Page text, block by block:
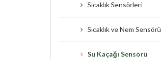
Sıcaklık Sensörleri
Sıcaklık ve Nem Sensörü
Su Kaçağı Sensörü